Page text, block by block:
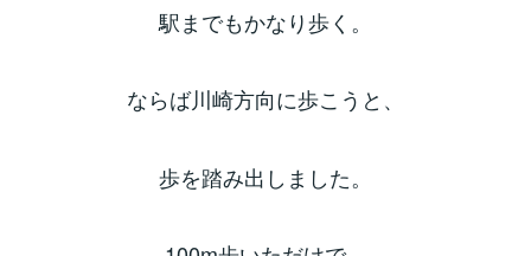
駅までもかなり歩く。
ならば川崎方向に歩こうと、
歩を踏み出しました。